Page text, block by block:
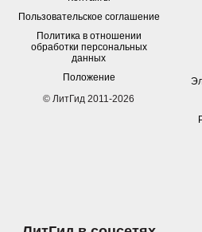
Пользовательское соглашение
Политика в отношении
обработки персональных
данных
Положение
© ЛитГид 2011-2026